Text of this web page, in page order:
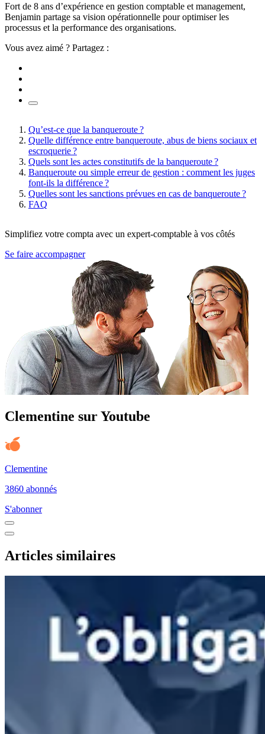
Fort de 8 ans d’expérience en gestion comptable et management,
Benjamin partage sa vision opérationnelle pour optimiser les
processus et la performance des organisations.
Vous avez aimé ? Partagez :
Qu’est-ce que la banqueroute ?
Quelle différence entre banqueroute, abus de biens sociaux et
escroquerie ?
Quels sont les actes constitutifs de la banqueroute ?
Banqueroute ou simple erreur de gestion : comment les juges
font-ils la différence ?
Quelles sont les sanctions prévues en cas de banqueroute ?
FAQ
Simplifiez votre compta avec un expert-comptable à vos côtés
Se faire accompagner
Clementine sur Youtube
Clementine
3860 abonnés
S'abonner
Articles similaires